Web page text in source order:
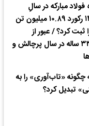
مبارکه در سالِ
چالشی ۱۴۰۴ رکورد ۱۰.۸۹ میلیون تن
ثبت کرد؟ / عبور از
رکوردهای ۳۳ ساله در سال پرچالش و
چگونه «تاب‌آوری» را به
تبدیل کرد؟